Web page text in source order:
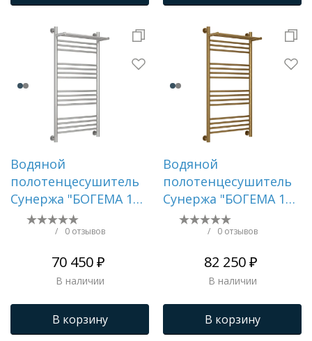
Водяной
полотенцесушитель
Сунержа "БОГЕМА 1П
+" 1000х500 (Сатин)
/ 0 отзывов
70 450 ₽
В наличии
В корзину
Водяной
полотенцесушитель
Сунержа "БОГЕМА 1П
+" 1000х500
(Состаренная
/ 0 отзывов
82 250 ₽
В наличии
В корзину